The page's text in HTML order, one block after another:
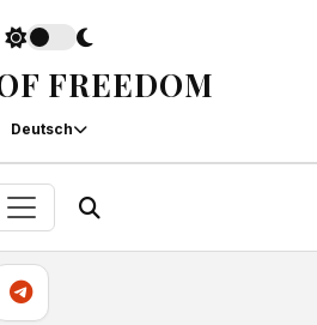
FREEDOM
Deutsch